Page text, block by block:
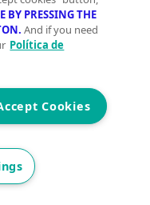
comunicaciones
El concejo
A-66 y AS-II,
autobús hacia
minutos de la
Público
de Salud de
servicios
BY PRESSING THE
And if you need
Política de
Cookies